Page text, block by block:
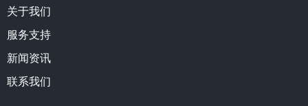
关于我们
服务支持
新闻资讯
联系我们